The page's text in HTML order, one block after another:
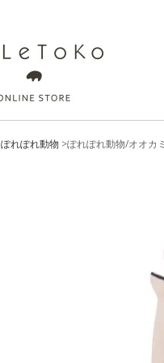
ぽれぽれ動物 >ぽれぽれ動物/オオカ